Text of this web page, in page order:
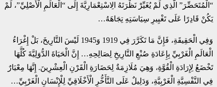
“الْمُتَحَضِّرَ” الَّذِي لَمْ يُغَيِّرْ نَظْرَتَهُ الِاسْتِعْمَارِيَّةَ إِلَى “الْعَالَمِ الْأَصْلِيِّ”، لَمْ
يَكُنْ قَادِرًا عَلَى تَغْيِيرِ سِيَاسَتِهِ تِجَاهَهُ…
وَفِي الْحَقِيقَةِ، فَإِنَّ مَا تَكَرَّرَ فِي 1919 وَ1945 لَيْسَ التَّارِيخَ، بَلْ إِغْرَاءُ
الْعَالَمِ الْغَرْبِيِّ بِإِعَادَةِ صُنْعِ التَّارِيخِ لِصَالِحِهِ… إِنَّ الْحَيَاةَ الدُّوَلِيَّةَ كُلَّهَا
تَخْضَعُ لِإِرَادَةِ الْقُوَّةِ، وَهِيَ مُلَازِمَةٌ لِحَضَارَةِ الْقَرْنِ الْعِشْرِينَ. إِنَّهَا مِعْيَارٌ
فِي النَّفْسِيَّةِ الْغَرْبِيَّةِ، وَدَلِيلٌ عَلَى التَّأَخُّرِ الْأَخْلَاقِيِّ لِلْإِنْسَانِ الْغَرْبِيِّ…